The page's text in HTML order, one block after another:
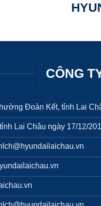
CÔNG
Đoàn Kết, tỉnh Lai
Lai Châu ngày 17/12/